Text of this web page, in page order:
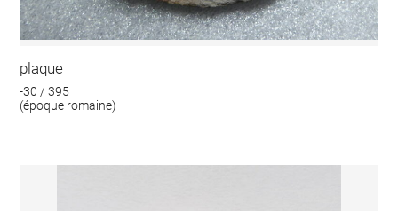
plaque
-30 / 395
(époque romaine)